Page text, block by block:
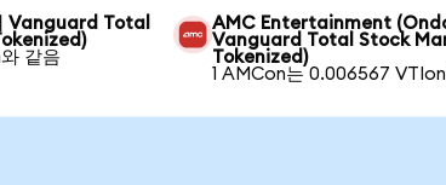
Vanguard Total
같음
AMC Entertainment
Vanguard Total Stock
Tokenized)
1 AMCon는 0.006567